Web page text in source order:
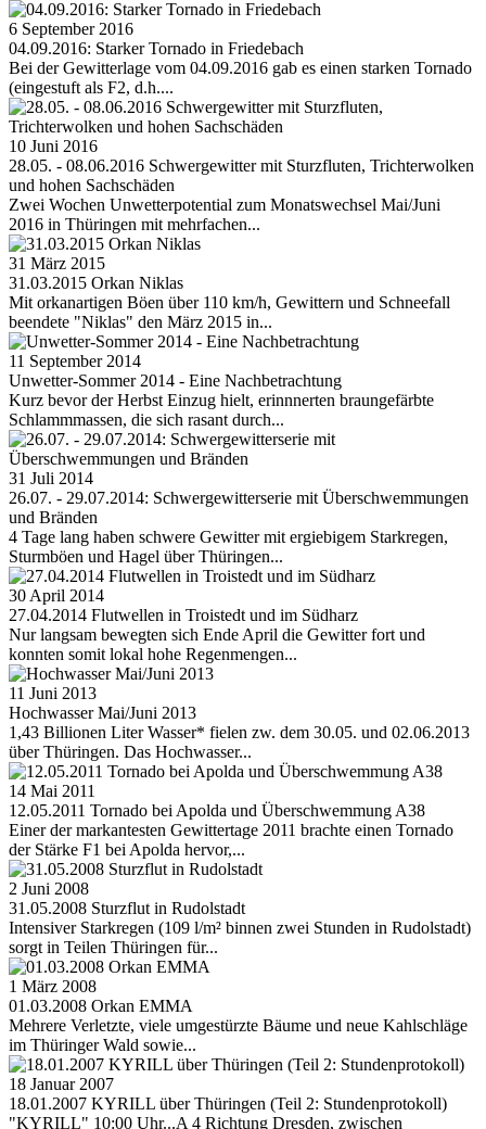
6 September 2016
04.09.2016: Starker Tornado in Friedebach
Bei der Gewitterlage vom 04.09.2016 gab es einen starken Tornado
(eingestuft als F2, d.h....
10 Juni 2016
28.05. - 08.06.2016 Schwergewitter mit Sturzfluten, Trichterwolken
und hohen Sachschäden
Zwei Wochen Unwetterpotential zum Monatswechsel Mai/Juni
2016 in Thüringen mit mehrfachen...
31 März 2015
31.03.2015 Orkan Niklas
Mit orkanartigen Böen über 110 km/h, Gewittern und Schneefall
beendete "Niklas" den März 2015 in...
11 September 2014
Unwetter-Sommer 2014 - Eine Nachbetrachtung
Kurz bevor der Herbst Einzug hielt, erinnnerten braungefärbte
Schlammmassen, die sich rasant durch...
31 Juli 2014
26.07. - 29.07.2014: Schwergewitterserie mit Überschwemmungen
und Bränden
4 Tage lang haben schwere Gewitter mit ergiebigem Starkregen,
Sturmböen und Hagel über Thüringen...
30 April 2014
27.04.2014 Flutwellen in Troistedt und im Südharz
Nur langsam bewegten sich Ende April die Gewitter fort und
konnten somit lokal hohe Regenmengen...
11 Juni 2013
Hochwasser Mai/Juni 2013
1,43 Billionen Liter Wasser* fielen zw. dem 30.05. und 02.06.2013
über Thüringen. Das Hochwasser...
14 Mai 2011
12.05.2011 Tornado bei Apolda und Überschwemmung A38
Einer der markantesten Gewittertage 2011 brachte einen Tornado
der Stärke F1 bei Apolda hervor,...
2 Juni 2008
31.05.2008 Sturzflut in Rudolstadt
Intensiver Starkregen (109 l/m² binnen zwei Stunden in Rudolstadt)
sorgt in Teilen Thüringen für...
1 März 2008
01.03.2008 Orkan EMMA
Mehrere Verletzte, viele umgestürzte Bäume und neue Kahlschläge
im Thüringer Wald sowie...
18 Januar 2007
18.01.2007 KYRILL über Thüringen (Teil 2: Stundenprotokoll)
"KYRILL" 10:00 Uhr...A 4 Richtung Dresden, zwischen